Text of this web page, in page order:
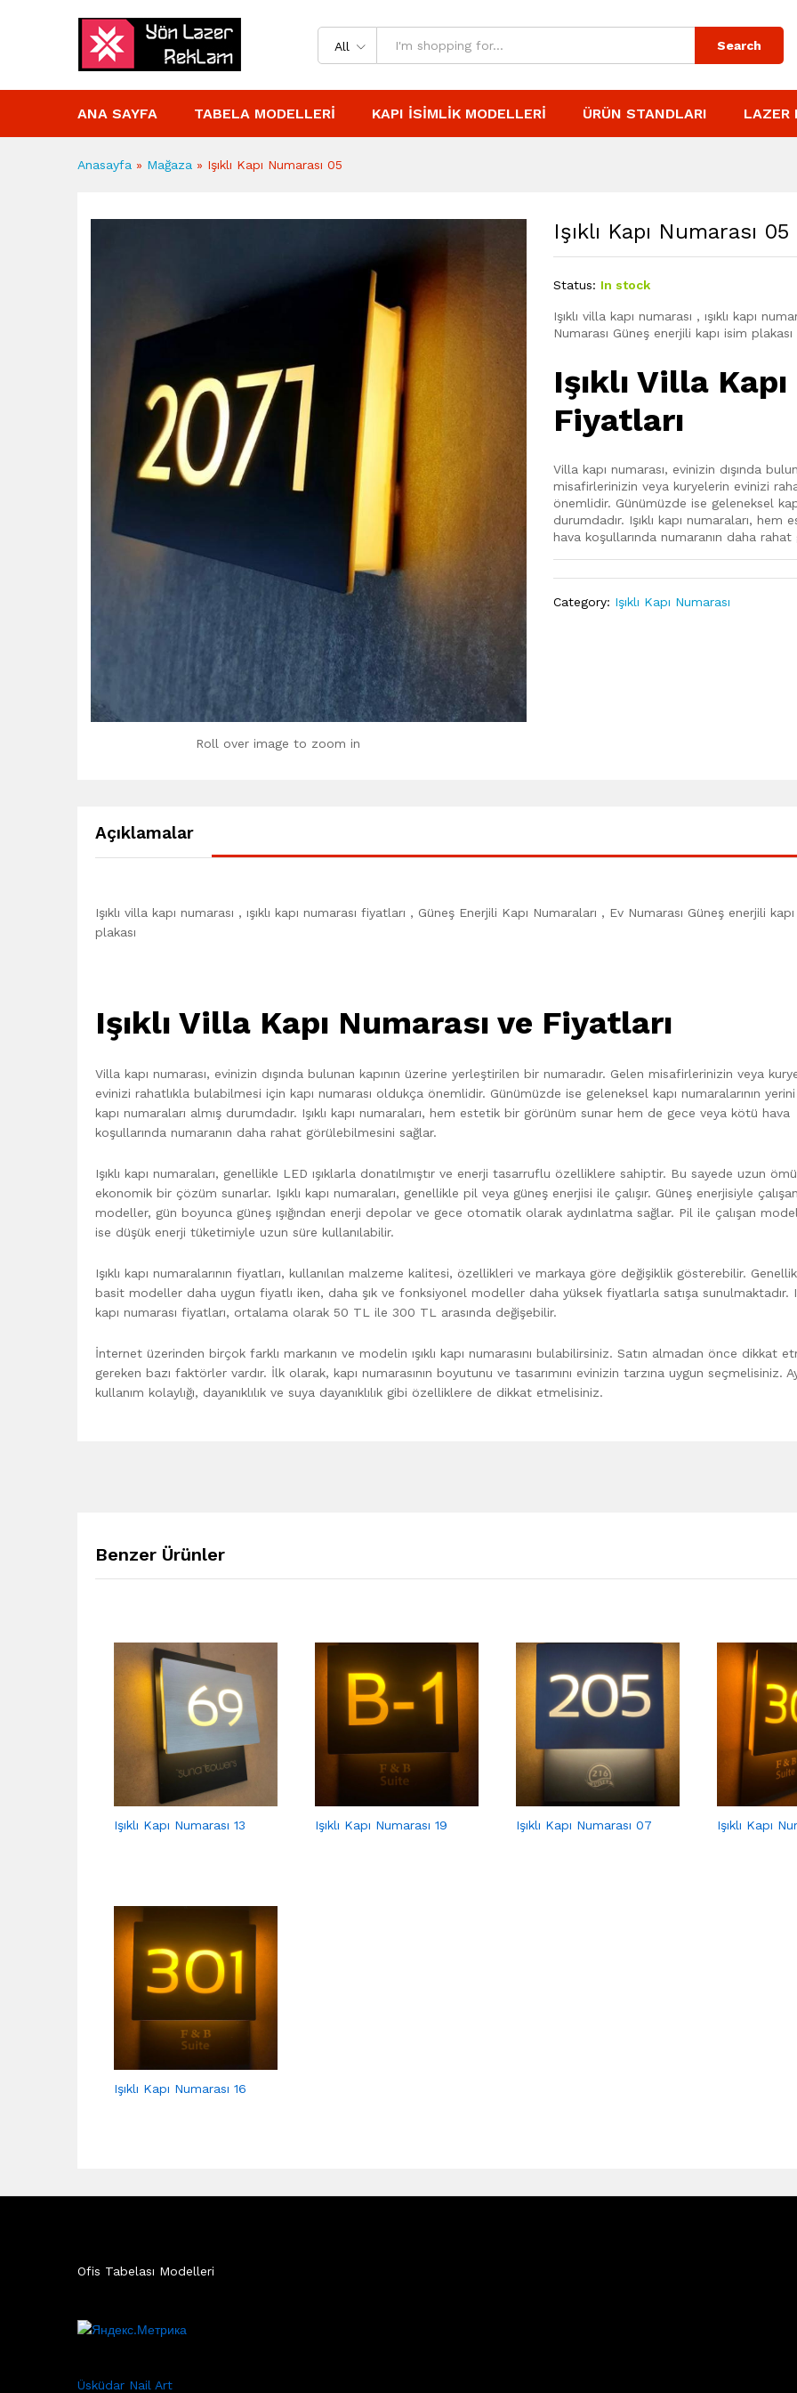
All Search
ANA SAYFA TABELA MODELLERI KAPI İSIMLIK MODELLERI ÜRÜN STANDLARI LAZER
Anasayfa » Mağaza » Işıklı Kapı Numarası 05
Roll over image to zoom in
Işıklı Kapı Numarası 05
Status: In stock
Işıklı villa kapı numarası , ışıklı kapı
Numarası Güneş enerjili kapı isim plakası
Işıklı Villa
Fiyatları
Villa kapı numarası, evinizin dışında
misafirlerinizin veya kuryelerin evinizi
önemlidir. Günümüzde ise geleneksel
durumdadır. Işıklı kapı numaraları,
hava koşullarında numaranın daha
Category: Işıklı Kapı Numarası
Açıklamalar
Işıklı villa kapı numarası , ışıklı kapı numarası fiyatları , Güneş Enerjili Kapı Numaraları , Ev Numarası Güneş enerjili
plakası
Işıklı Villa Kapı Numarası ve Fiyatları
Villa kapı numarası, evinizin dışında bulunan kapının üzerine yerleştirilen bir numaradır. Gelen misafirlerinizin veya
evinizi rahatlıkla bulabilmesi için kapı numarası oldukça önemlidir. Günümüzde ise geleneksel kapı numaralarının yerini
kapı numaraları almış durumdadır. Işıklı kapı numaraları, hem estetik bir görünüm sunar hem de gece veya kötü hava
koşullarında numaranın daha rahat görülebilmesini sağlar.
Işıklı kapı numaraları, genellikle LED ışıklarla donatılmıştır ve enerji tasarruflu özelliklere sahiptir. Bu sayede uzun
ekonomik bir çözüm sunarlar. Işıklı kapı numaraları, genellikle pil veya güneş enerjisi ile çalışır. Güneş enerjisiyle çalışan
modeller, gün boyunca güneş ışığından enerji depolar ve gece otomatik olarak aydınlatma sağlar. Pil ile çalışan
ise düşük enerji tüketimiyle uzun süre kullanılabilir.
Işıklı kapı numaralarının fiyatları, kullanılan malzeme kalitesi, özellikleri ve markaya göre değişiklik gösterebilir.
basit modeller daha uygun fiyatlı iken, daha şık ve fonksiyonel modeller daha yüksek fiyatlarla satışa sunulmaktadır.
kapı numarası fiyatları, ortalama olarak 50 TL ile 300 TL arasında değişebilir.
İnternet üzerinden birçok farklı markanın ve modelin ışıklı kapı numarasını bulabilirsiniz. Satın almadan önce dikkat
gereken bazı faktörler vardır. İlk olarak, kapı numarasının boyutunu ve tasarımını evinizin tarzına uygun seçmelisiniz.
kullanım kolaylığı, dayanıklılık ve suya dayanıklılık gibi özelliklere de dikkat etmelisiniz.
Benzer Ürünler
Işıklı Kapı Numarası 13 Işıklı Kapı Numarası 19 Işıklı Kapı Numarası 07 Işıklı Kapı
Işıklı Kapı Numarası 16
Ofis Tabelası Modelleri
Üsküdar Nail Art